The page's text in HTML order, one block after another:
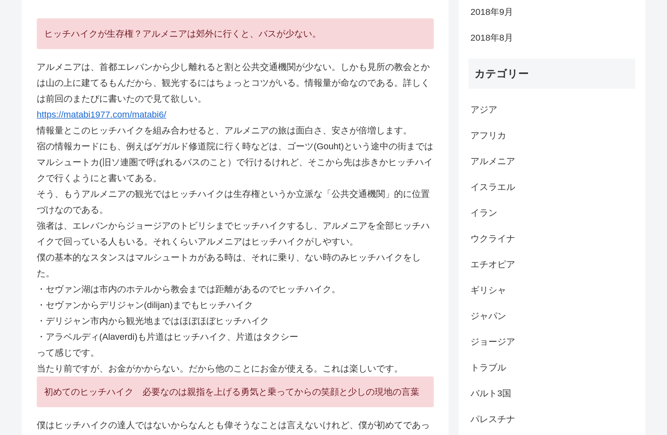
ヒッチハイクが生存権？アルメニアは郊外に行くと、バスが少ない。
アルメニアは、首都エレバンから少し離れると割と公共交通機関が少ない。しかも見所の教会とか
は山の上に建てるもんだから、観光するにはちょっとコツがいる。情報量が命なのである。詳しく
は前回のまたびに書いたので見て欲しい。
https://matabi1977.com/matabi6/
情報量とこのヒッチハイクを組み合わせると、アルメニアの旅は面白さ、安さが倍増します。
宿の情報カードにも、例えばゲガルド修道院に行く時などは、ゴーツ(Gouht)という途中の街までは
マルシュートカ(旧ソ連圏で呼ばれるバスのこと）で行けるけれど、そこから先は歩きかヒッチハイ
クで行くようにと書いてある。
そう、もうアルメニアの観光ではヒッチハイクは生存権というか立派な「公共交通機関」的に位置
づけなのである。
強者は、エレバンからジョージアのトビリシまでヒッチハイクするし、アルメニアを全部ヒッチハ
イクで回っている人もいる。それくらいアルメニアはヒッチハイクがしやすい。
僕の基本的なスタンスはマルシュートカがある時は、それに乗り、ない時のみヒッチハイクをし
た。
・セヴァン湖は市内のホテルから教会までは距離があるのでヒッチハイク。
・セヴァンからデリジャン(dilijan)までもヒッチハイク
・デリジャン市内から観光地まではほぼほぼヒッチハイク
・アラベルディ(Alaverdi)も片道はヒッチハイク、片道はタクシー
って感じです。
当たり前ですが、お金がかからない。だから他のことにお金が使える。これは楽しいです。
初めてのヒッチハイク 必要なのは親指を上げる勇気と乗ってからの笑顔と少しの現地の言葉
僕はヒッチハイクの達人ではないからなんとも偉そうなことは言えないけれど、僕が初めてであっ
2018年9月
2018年8月
カテゴリー
アジア
アフリカ
アルメニア
イスラエル
イラン
ウクライナ
エチオピア
ギリシャ
ジャパン
ジョージア
トラブル
バルト3国
パレスチナ